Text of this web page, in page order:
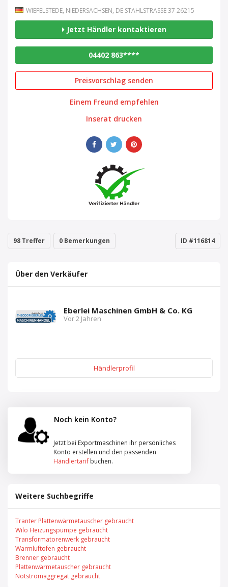
WIEFELSTEDE, NIEDERSACHSEN, DE STAHLSTRASSE 37 26215
Jetzt Händler kontaktieren
04402 863****
Preisvorschlag senden
Einem Freund empfehlen
Inserat drucken
98 Treffer 0 Bemerkungen ID #116814
Über den Verkäufer
Eberlei Maschinen GmbH & Co. KG
Vor 2 Jahren
Händlerprofil
Noch kein Konto?
Jetzt bei Exportmaschinen ihr persönliches
Konto erstellen und den passenden
Händlertarif buchen.
Weitere Suchbegriffe
Tranter Plattenwärmetauscher gebraucht
Wilo Heizungspumpe gebraucht
Transformatorenwerk gebraucht
Warmluftofen gebraucht
Brenner gebraucht
Plattenwärmetauscher gebraucht
Notstromaggregat gebraucht